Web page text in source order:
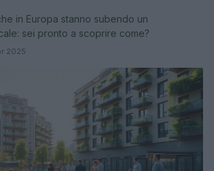
in Europa stanno subendo un
sei pronto a scoprire come?
2025